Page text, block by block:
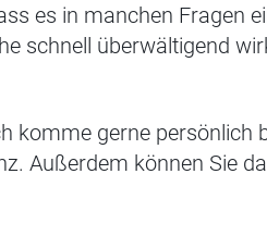
es in manchen Fragen
schnell überwältigend
komme gerne persönlich
Außerdem können Sie